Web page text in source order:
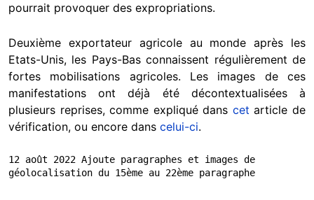
pourrait provoquer des expropriations.
Deuxième exportateur agricole au monde après les
Etats-Unis, les Pays-Bas connaissent régulièrement de
fortes mobilisations agricoles. Les images de ces
manifestations ont déjà été décontextualisées à
plusieurs reprises, comme expliqué dans cetarticle de
vérification, ou encore dans celui-ci.
12 août 2022 Ajoute paragraphes et images de
géolocalisation du 15ème au 22ème paragraphe